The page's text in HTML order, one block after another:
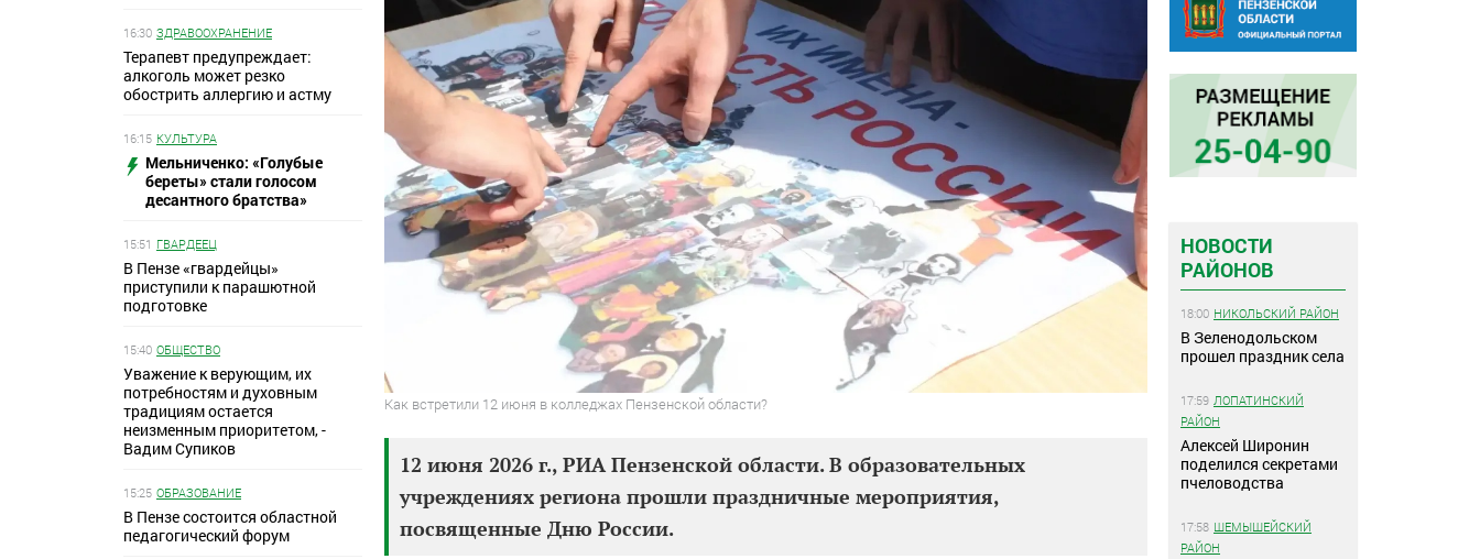
16:30 ЗДРАВООХРАНЕНИЕ
Терапевт предупреждает:
алкоголь может резко
обострить аллергию и астму
16:15 КУЛЬТУРА
Мельниченко: «Голубые
береты» стали голосом
десантного братства»
15:51 ГВАРДЕЕЦ
В Пензе «гвардейцы»
приступили к парашютной
подготовке
15:40 ОБЩЕСТВО
Уважение к верующим, их
потребностям и духовным
традициям остается
неизменным приоритетом, -
Вадим Супиков
15:25 ОБРАЗОВАНИЕ
В Пензе состоится областной
педагогический форум
Как встретили 12 июня в колледжах Пензенской области?
12 июня 2026 г., РИА Пензенской области. В образовательных
учреждениях региона прошли праздничные мероприятия,
посвященные Дню России.
НОВОСТИ
РАЙОНОВ
18:00 НИКОЛЬСКИЙ РАЙОН
В Зеленодольском
прошел праздник села
17:59 ЛОПАТИНСКИЙ
РАЙОН
Алексей Широнин
поделился секретами
пчеловодства
17:58 ШЕМЫШЕЙСКИЙ
РАЙОН